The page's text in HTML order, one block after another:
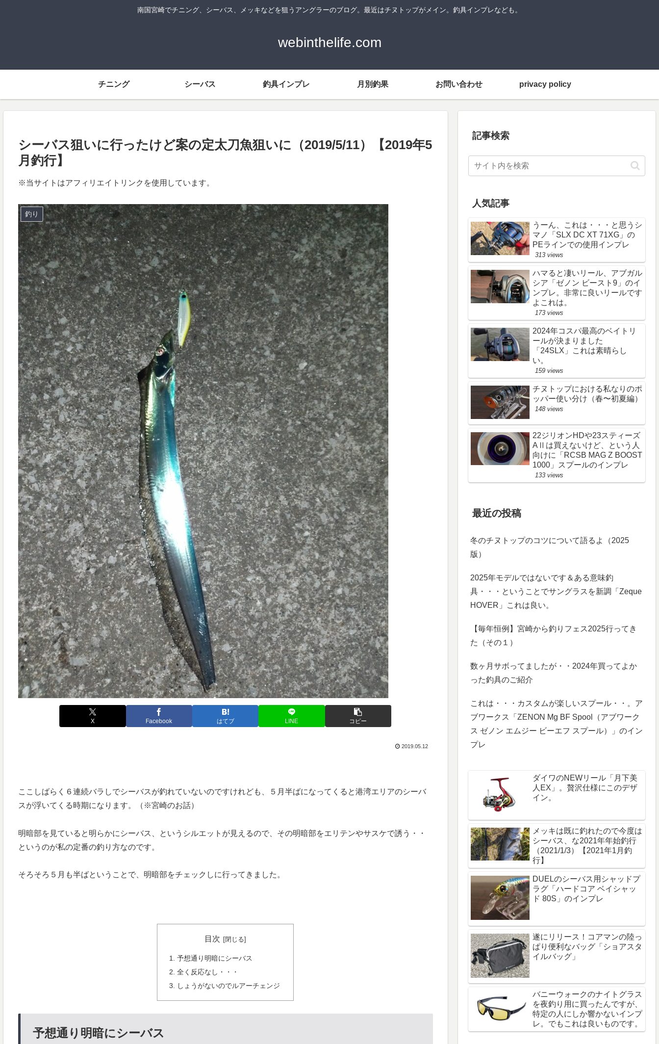
南国宮崎でチニング、シーバス、メッキなどを狙うアングラーのブログ。最近はチヌトップがメイン。釣具インプレなども。
webinthelife.com
チニング シーバス 釣具インプレ 月別釣果 お問い合わせ privacy policy
シーバス狙いに行ったけど案の定太刀魚狙いに（2019/5/11）【2019年5
月釣行】
※当サイトはアフィリエイトリンクを使用しています。
釣り
X Facebook はてブ LINE コピー
2019.05.12
ここしばらく６連続バラしでシーバスが釣れていないのですけれども、５月半ばになってくると港湾エリアのシーバ
スが浮いてくる時期になります。（※宮崎のお話）
明暗部を見ていると明らかにシーバス、というシルエットが見えるので、その明暗部をエリテンやサスケで誘う・・
というのが私の定番の釣り方なのです。
そろそろ５月も半ばということで、明暗部をチェックしに行ってきました。
目次
予想通り明暗にシーバス
全く反応なし・・・
しょうがないのでルアーチェンジ
予想通り明暗にシーバス
記事検索
人気記事
うーん、これは・・・と思うシ
マノ「SLX DC XT 71XG」の
PEラインでの使用インプレ
313 views
ハマると凄いリール、アブガル
シア「ゼノン ビースト9」のイ
ンプレ。非常に良いリールです
よこれは。
173 views
2024年コスパ最高のベイトリ
ールが決まりました
「24SLX」これは素晴らし
い。
159 views
チヌトップにおける私なりのポ
ッパー使い分け（春〜初夏編）
148 views
22ジリオンHDや23スティーズ
AⅡは買えないけど、という人
向けに「RCSB MAG Z BOOST
1000」スプールのインプレ
133 views
最近の投稿
冬のチヌトップのコツについて語るよ（2025
版）
2025年モデルではないです＆ある意味釣
具・・・ということでサングラスを新調「Zeque
HOVER」これは良い。
【毎年恒例】宮崎から釣りフェス2025行ってき
た（その１）
数ヶ月サボってましたが・・2024年買ってよか
った釣具のご紹介
これは・・・カスタムが楽しいスプール・・。ア
ブワークス「ZENON Mg BF Spool（アブワーク
ス ゼノン エムジー ビーエフ スプール）」のイン
プレ
ダイワのNEWリール「月下美
人EX」。贅沢仕様にこのデザ
イン。
メッキは既に釣れたので今度は
シーバス、な2021年年始釣行
（2021/1/3）【2021年1月釣
行】
DUELのシーバス用シャッドプ
ラグ「ハードコア ベイシャッ
ド 80S」のインプレ
遂にリリース！コアマンの陸っ
ぱり便利なバッグ「ショアスタ
イルバッグ」
バニーウォークのナイトグラス
を夜釣り用に買ったんですが、
特定の人にしか響かないインプ
レ。でもこれは良いものです。